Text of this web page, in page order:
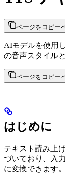
ページをコピー
AIモデルを使用
の音声スタイル
ページをコピー
はじめに
テキスト読み上
づいており、入
に変換できます